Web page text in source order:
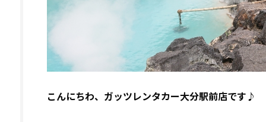
こんにちわ、ガッツレンタカー大分駅前店です♪